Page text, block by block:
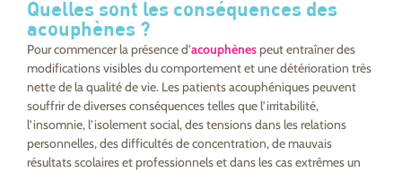
Quelles sont les conséquences des
acouphènes ?
Pour commencer la présence d’acouphènespeut entraîner des
modifications visibles du comportement et une détérioration très
nette de la qualité de vie. Les patients acouphéniques peuvent
souffrir de diverses conséquences telles que l’irritabilité,
l’insomnie, l’isolement social, des tensions dans les relations
personnelles, des difficultés de concentration, de mauvais
résultats scolaires et professionnels et dans les cas extrêmes un